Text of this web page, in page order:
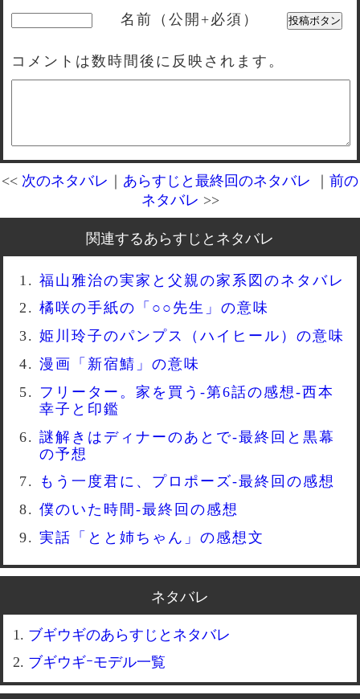
名前（公開+必須）
コメントは数時間後に反映されます。
<< 次のネタバレ ｜ あらすじと最終回のネタバレ ｜ 前の
ネタバレ >>
関連するあらすじとネタバレ
福山雅治の実家と父親の家系図のネタバレ
橘咲の手紙の「○○先生」の意味
姫川玲子のパンプス（ハイヒール）の意味
漫画「新宿鯖」の意味
フリーター。家を買う-第6話の感想-西本
幸子と印鑑
謎解きはディナーのあとで-最終回と黒幕
の予想
もう一度君に、プロポーズ-最終回の感想
僕のいた時間-最終回の感想
実話「とと姉ちゃん」の感想文
ネタバレ
ブギウギのあらすじとネタバレ
ブギウギｰモデル一覧